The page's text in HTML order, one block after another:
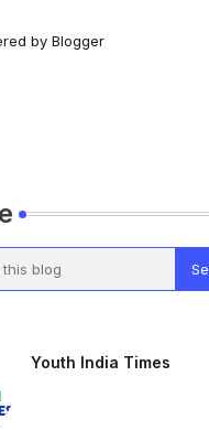
by Blogger
Youth India Times